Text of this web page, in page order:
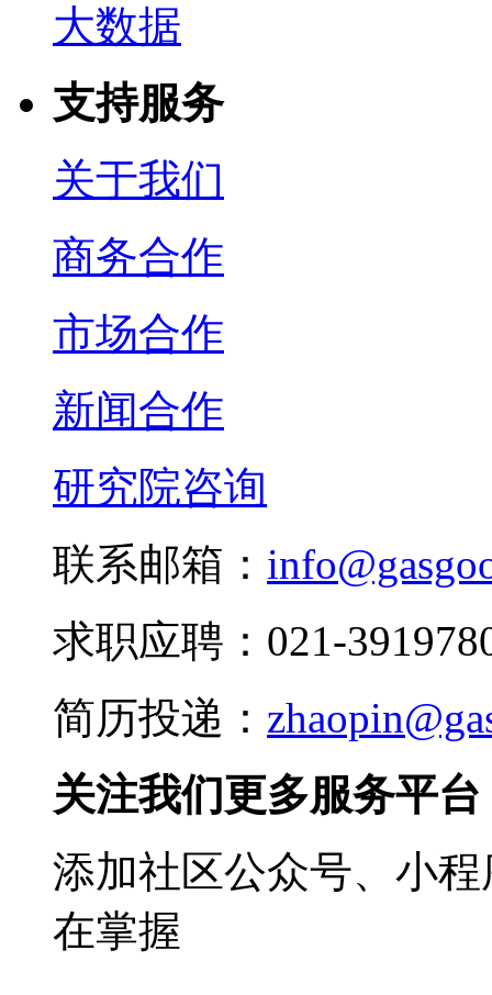
大数据
支持服务
关于我们
商务合作
市场合作
新闻合作
研究院咨询
联系邮箱：
求职应聘：021-
简历投递：
关注我们更多服务平台
添加社区公众号、小
在掌握